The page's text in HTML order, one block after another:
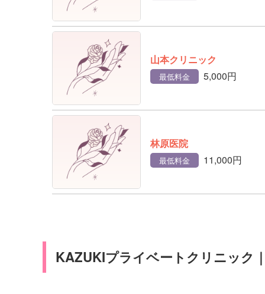
山本クリニック
最低料金 5,000円
林原医院
最低料金 11,000円
KAZUKIプライベートクリニック